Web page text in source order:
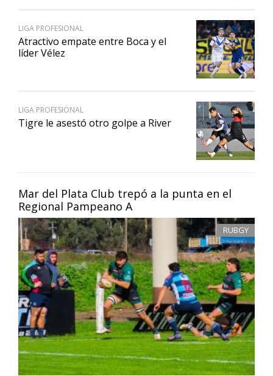
Mar del Plata Club trepó a la punta en el
Regional Pampeano A
RUBGY
LIGA PROFESIONAL
Atractivo empate entre Boca y el
líder Vélez
LIGA PROFESIONAL
Tigre le asestó otro golpe a River